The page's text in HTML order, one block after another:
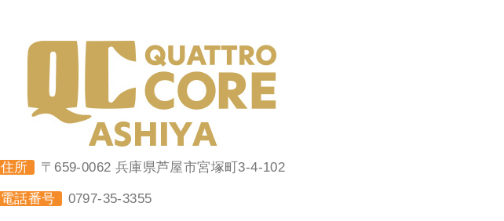
住所 〒659-0062 兵庫県芦屋市宮塚町3-4-102
電話番号 0797-35-3355